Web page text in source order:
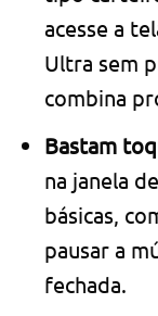
acesse a
Ultra sem
combina
Bastam
na janela
básicas,
pausar a
fechada.